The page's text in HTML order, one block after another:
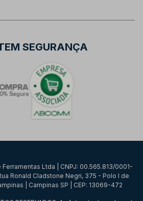
SEGURANÇA
Ltda | CNPJ: 00.565.813/0001-
Ronald Cladstone Negri, 375 - Polo I de
| Campinas SP | CEP: 13069-472